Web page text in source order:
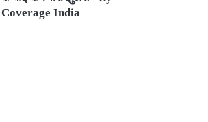
Coverage India